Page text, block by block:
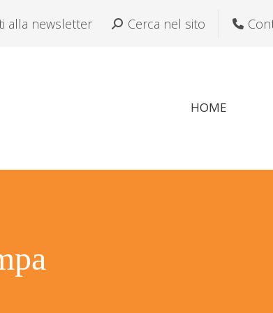
alla newsletter Cerca:Cerca nel sito
HOME